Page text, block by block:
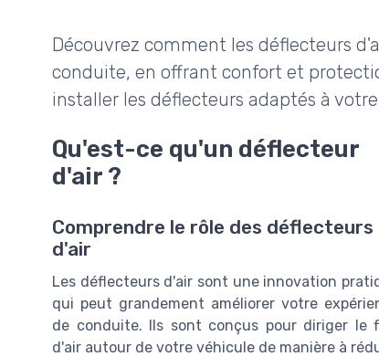
Découvrez comment les déflecteurs
conduite, en offrant confort et
installer les déflecteurs adaptés à
Qu'est-ce qu'un déflecteur
d'air ?
Comprendre le rôle des déflecteurs
d'air
Les déflecteurs d'air sont une innovation
qui peut grandement améliorer votre
de conduite. Ils sont conçus pour diriger le
d'air autour de votre véhicule de manière à